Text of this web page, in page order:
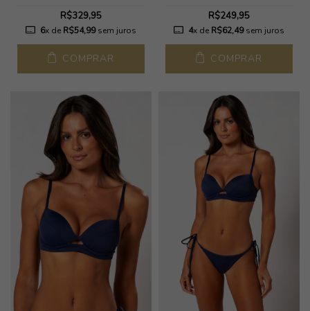
R$329,95
6x de R$54,99sem juros
COMPRAR
R$249,95
4x de R$62,49sem juros
COMPRAR